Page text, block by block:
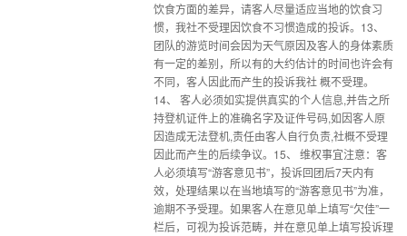
饮食方面的差异，请客人尽量适应当地的饮食习
惯，我社不受理因饮食不习惯造成的投诉。13、
团队的游览时间会因为天气原因及客人的身体素质
有一定的差别，所以有的大约估计的时间也许会有
不同，客人因此而产生的投诉我社 概不受理。
14、 客人必须如实提供真实的个人信息,并告之所
持登机证件上的准确名字及证件号码,如因客人原
因造成无法登机,责任由客人自行负责,社概不受理
因此而产生的后续争议。15、 维权事宜注意：客
人必须填写“游客意见书”，投诉回团后7天内有
效，处理结果以在当地填写的“游客意见书”为准，
逾期不予受理。如果客人在意见单上填写“欠佳”一
栏后，可视为投诉范畴，并在意见单上填写投诉理